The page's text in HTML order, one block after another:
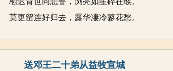
莫更留连好归去，露华凄冷蓼花愁。
送邓王二十弟从益牧宣城